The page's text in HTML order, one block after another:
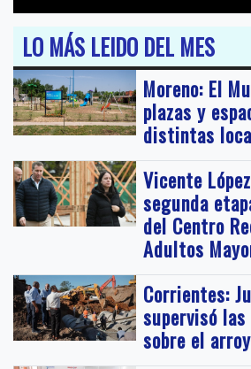
LO MÁS LEIDO DEL MES
Moreno: El
plazas y
distintas
Vicente
segunda
del Centro
Adultos
Corrientes:
supervisó
sobre el